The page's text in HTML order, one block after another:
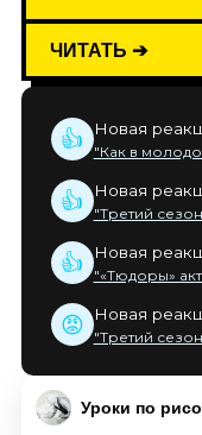
ЧИТАТЬ ➔
👍 Новая
"Как в
👍 Новая
"Третий
👍 Новая
"«Тюдоры»
😡 Новая
"Третий
Уроки по